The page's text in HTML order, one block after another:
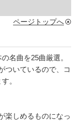
ページトップへ
名曲を25曲厳選。
ついているので、コ
。
楽しめるものになっ